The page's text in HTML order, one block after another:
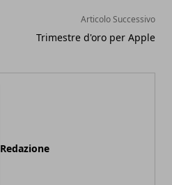
Articolo Successivo
Trimestre d'oro per Apple
Redazione